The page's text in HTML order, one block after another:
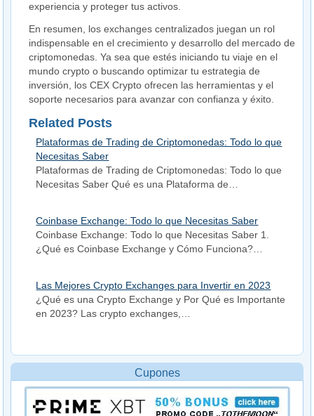
experiencia y proteger tus activos.
En resumen, los exchanges centralizados juegan un rol
indispensable en el crecimiento y desarrollo del mercado de
criptomonedas. Ya sea que estés iniciando tu viaje en el
mundo crypto o buscando optimizar tu estrategia de
inversión, los CEX Crypto ofrecen las herramientas y el
soporte necesarios para avanzar con confianza y éxito.
Related Posts
Plataformas de Trading de Criptomonedas: Todo lo que
Necesitas Saber
Plataformas de Trading de Criptomonedas: Todo lo que
Necesitas Saber Qué es una Plataforma de…
Coinbase Exchange: Todo lo que Necesitas Saber
Coinbase Exchange: Todo lo que Necesitas Saber 1.
¿Qué es Coinbase Exchange y Cómo Funciona?…
Las Mejores Crypto Exchanges para Invertir en 2023
¿Qué es una Crypto Exchange y Por Qué es Importante
en 2023? Las crypto exchanges,…
Cupones